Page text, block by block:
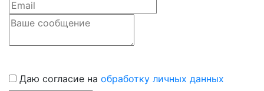
Даю согласие на обработку личных данных